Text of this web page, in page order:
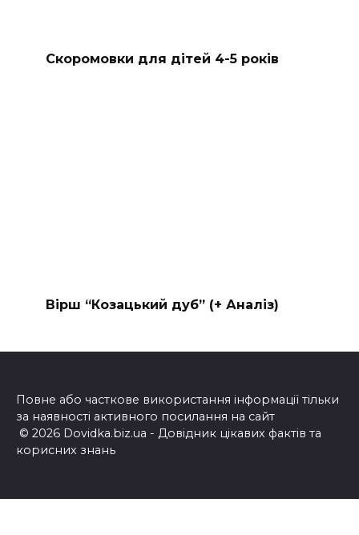
Скоромовки для дітей 4-5 років
Вірш “Козацький дуб” (+ Аналіз)
Повне або часткове використання інформації тільки
за наявності активного посилання на сайт
© 2026 Dovidka.biz.ua - Довідник цікавих фактів та
корисних знань